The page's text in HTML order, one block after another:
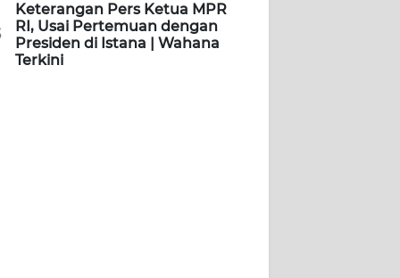
Keterangan Pers Ketua MPR
RI, Usai Pertemuan dengan
Presiden di Istana | Wahana
Terkini